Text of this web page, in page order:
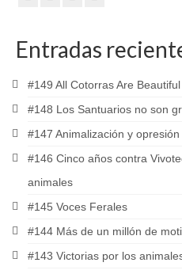
Entradas
#149 All Cotorras Are Beautiful
#148 Los Santuarios no son
#147 Animalización y
#146 Cinco años contra
animales
#145 Voces Ferales
#144 Más de un millón de
#143 Victorias por los